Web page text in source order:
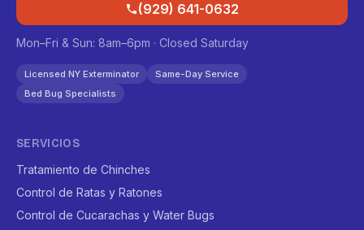
(929) 641-0632
Mon–Fri & Sun: 8am–6pm · Closed Saturday
Licensed NY Exterminator
Same-Day Service
Bed Bug Specialists
SERVICIOS
Tratamiento de Chinches
Control de Ratas y Ratones
Control de Cucarachas y Water Bugs